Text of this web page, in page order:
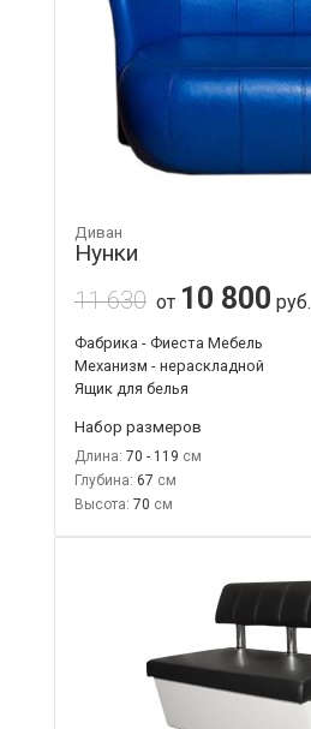
Диван
Нунки
11 630 от 10 800 руб.
Фабрика - Фиеста Мебель
Механизм - нераскладной
Ящик для белья
Набор размеров
Длина: 70 - 119
Глубина: 67
Высота: 70